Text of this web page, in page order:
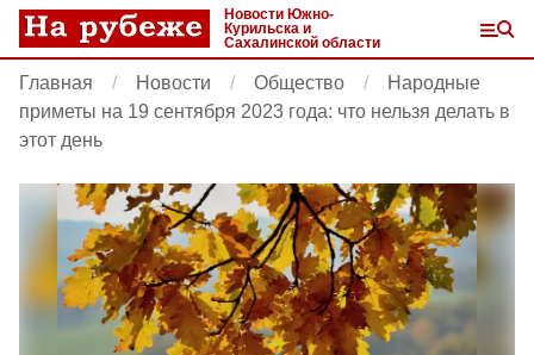
Новости Южно-
Курильска и
Сахалинской области
Главная Новости Общество
Народные
приметы на 19 сентября 2023 года: что нельзя делать в
этот день